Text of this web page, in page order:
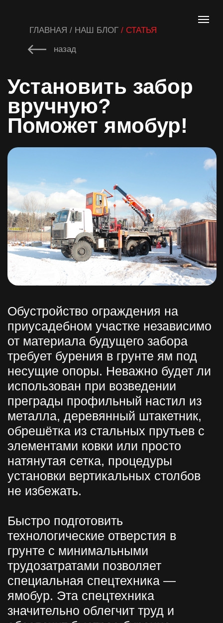
назад
вручную?
Поможет ямобур!
Обустройство ограждения на
приусадебном участке независимо
от материала будущего забора
требует бурения в грунте ям под
несущие опоры. Неважно будет ли
использован при возведении
преграды профильный настил из
обрешётка из стальных прутьев с
элементами ковки или просто
натянутая сетка, процедуры
установки вертикальных столбов
не избежать.
Быстро подготовить
технологические отверстия в
грунте с минимальными
трудозатратами позволяет
специальная спецтехника —
ямобур. Эта спецтехника
значительно облегчит труд и
обеспечит быстрое бурение
отверстий под столбы забора.
Диаметр бура подбирается,
отталкиваясь от сечения и
конфигурации закапываемой
Глубина бурения для забора
Выбор опоры, равно как глубины
ям и ширины промежутков между
ними (пролётов забора), зависит от
следующих факторов:
статическая нагрузка на столбы,
исходя из веса и высоты
заградительной конструкции;